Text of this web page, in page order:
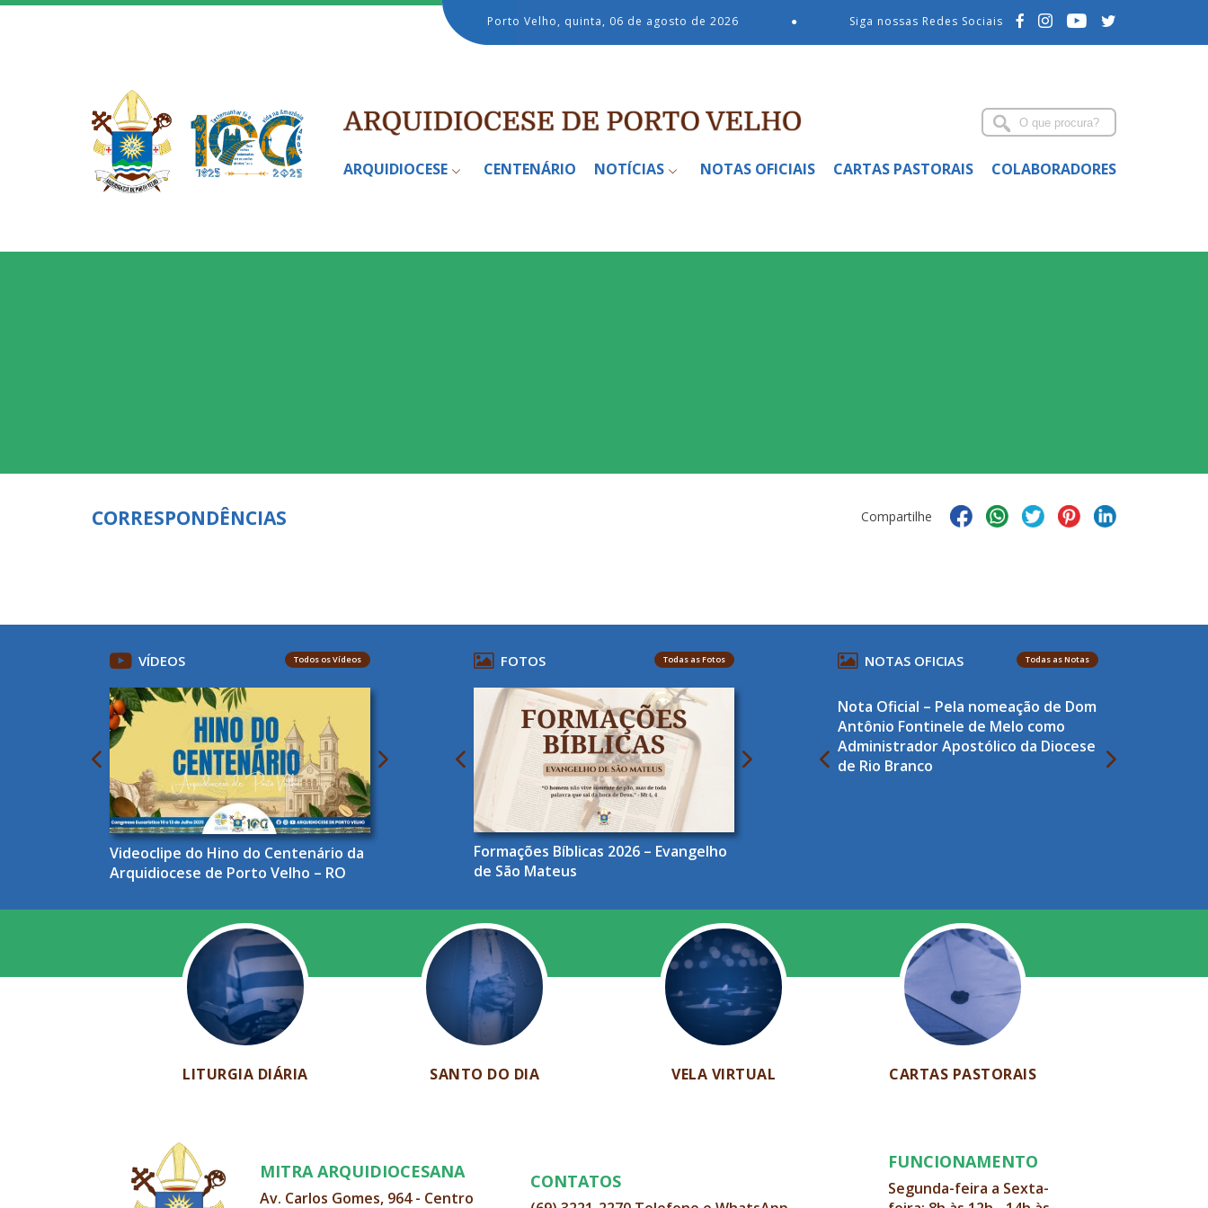
Porto Velho, quinta, 06 de agosto de 2026 ● Siga nossas Redes Sociais
ARQUIDIOCESE CENTENÁRIO NOTÍCIAS NOTAS OFICIAIS CARTAS PASTORAIS COLABORADORES
CORRESPONDÊNCIAS Compartilhe
VÍDEOS Todos os Vídeos
Videoclipe do Hino do Centenário da
Arquidiocese de Porto Velho – RO
FOTOS Todas as Fotos
Formações Bíblicas 2026 – Evangelho
de São Mateus
NOTAS OFICIAS Todas as Notas
Nota Oficial – Pela nomeação de Dom
Antônio Fontinele de Melo como
Administrador Apostólico da Diocese
de Rio Branco
LITURGIA DIÁRIA SANTO DO DIA VELA VIRTUAL CARTAS PASTORAIS
MITRA ARQUIDIOCESANA
Av. Carlos Gomes, 964 - Centro
CONTATOS
FUNCIONAMENTO
Segunda-feira a Sexta-